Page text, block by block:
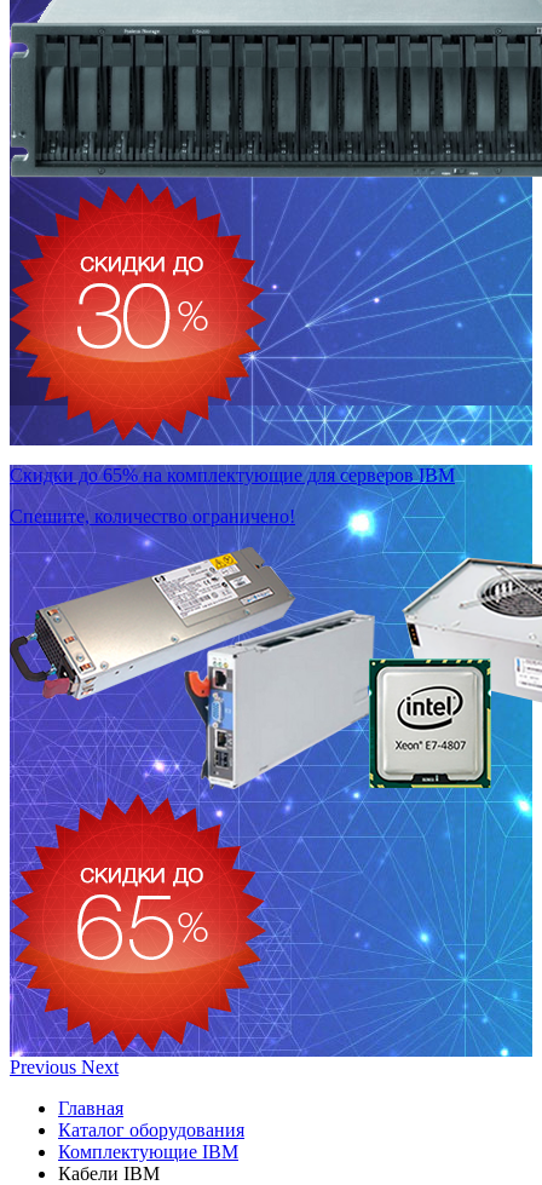
Скидки до 65% на комплектующие для серверов IBM
Спешите, количество ограничено!
Previous Next
Главная
Каталог оборудования
Комплектующие IBM
Кабели IBM